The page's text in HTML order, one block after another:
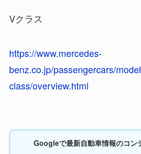
Vクラス
https://www.mercedes-
benz.co.jp/passengercars/
class/overview.html
Googleで最新自動車情報のコン